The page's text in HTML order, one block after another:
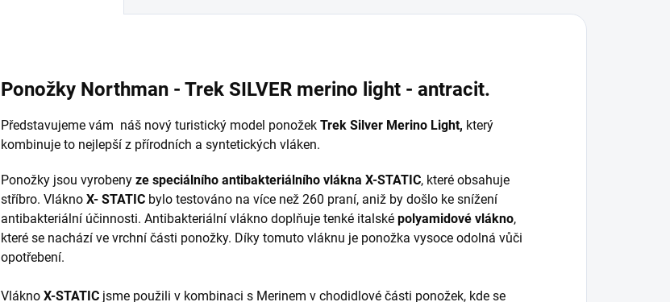
Ponožky Northman - Trek SILVER merino light - antracit.
Představujeme vám náš nový turistický model ponožek Trek Silver Merino Light, který
kombinuje to nejlepší z přírodních a syntetických vláken.
Ponožky jsou vyrobeny ze speciálního antibakteriálního vlákna X-STATIC, které obsahuje
stříbro. Vlákno X- STATIC bylo testováno na více než 260 praní, aniž by došlo ke snížení
antibakteriální účinnosti. Antibakteriální vlákno doplňuje tenké italské polyamidové vlákno,
které se nachází ve vrchní části ponožky. Díky tomuto vláknu je ponožka vysoce odolná vůči
opotřebení.
Vlákno X-STATIC jsme použili v kombinaci s Merinem v chodidlové části ponožek, kde se